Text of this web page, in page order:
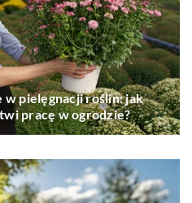
pielęgnacji roślin: jak
pracę w ogrodzie?